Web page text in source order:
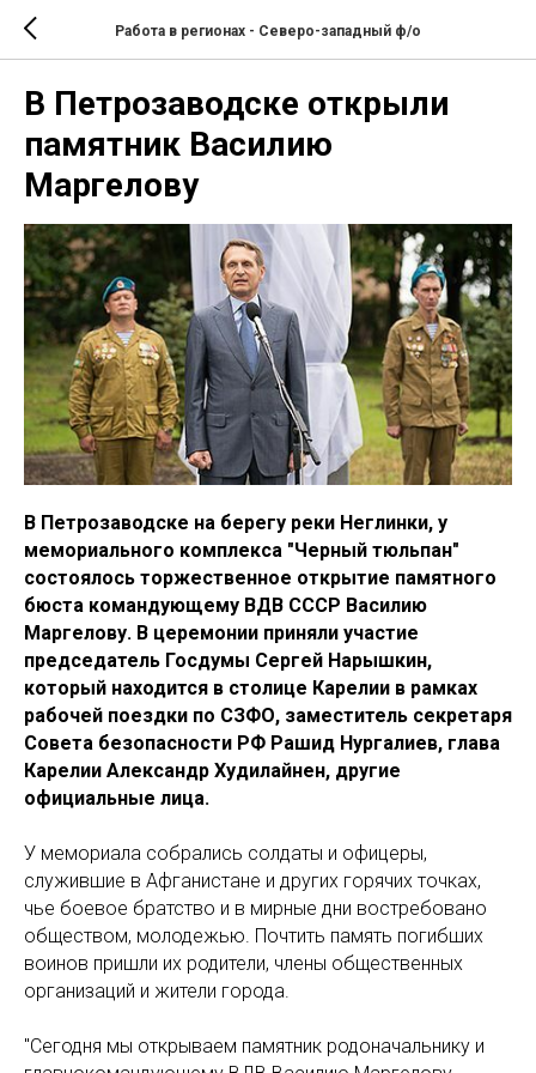
Работа в регионах - Северо-западный ф/о
В Петрозаводске открыли
памятник Василию
Маргелову
В Петрозаводске на берегу реки Неглинки, у
мемориального комплекса "Черный тюльпан"
состоялось торжественное открытие памятного
бюста командующему ВДВ СССР Василию
Маргелову. В церемонии приняли участие
председатель Госдумы Сергей Нарышкин,
который находится в столице Карелии в рамках
рабочей поездки по СЗФО, заместитель секретаря
Совета безопасности РФ Рашид Нургалиев, глава
Карелии Александр Худилайнен, другие
официальные лица.
У мемориала собрались солдаты и офицеры,
служившие в Афганистане и других горячих точках,
чье боевое братство и в мирные дни востребовано
обществом, молодежью. Почтить память погибших
воинов пришли их родители, члены общественных
организаций и жители города.
"Сегодня мы открываем памятник родоначальнику и